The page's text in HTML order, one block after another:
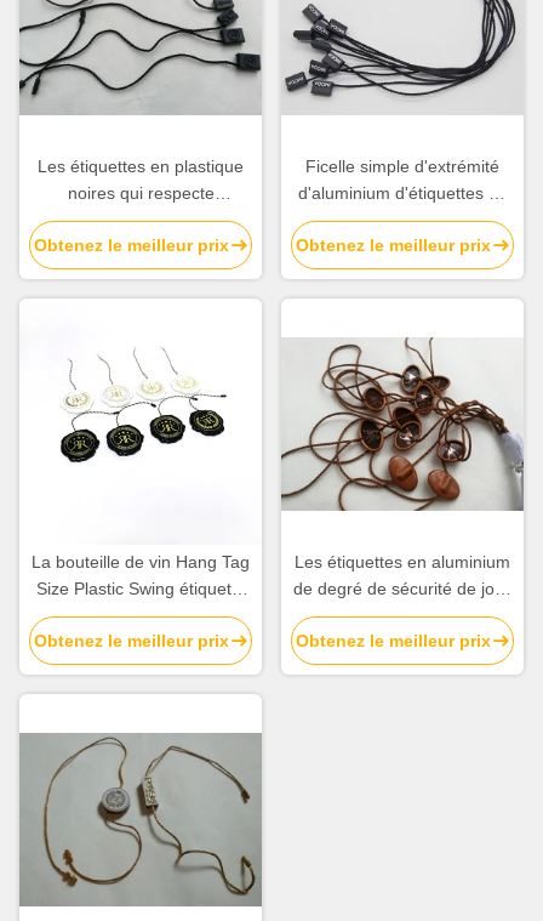
Les étiquettes en plastique
noires qui respecte
l'environnement de lien de
coutume d'ordre gravent
Logo Single End String en
refief
Obtenez le meilleur prix
Ficelle simple d'extrémité
d'aluminium d'étiquettes du
fabriquant en plastique
blanches faites sur
commande de Logo Black
Plastic Tags Small
Obtenez le meilleur prix
La bouteille de vin Hang Tag
Size Plastic Swing étiquette
des bijoux Hang Tags String
Suppliers de calibre
Obtenez le meilleur prix
Les étiquettes en aluminium
de degré de sécurité de joint
de vêtement bon marché fait
sur commande ficellent Logo
Wholesale imprimé
Obtenez le meilleur prix